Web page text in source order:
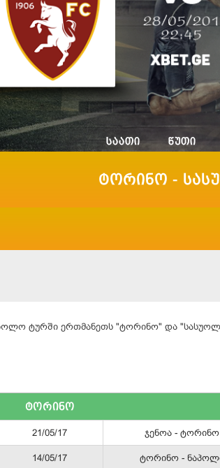
ტორინო -
ტურში ერთმანეთს "ტორინო" და "
ტორინო
21/05/17 ჯენოა - ტორინო
14/05/17 ტორინო -